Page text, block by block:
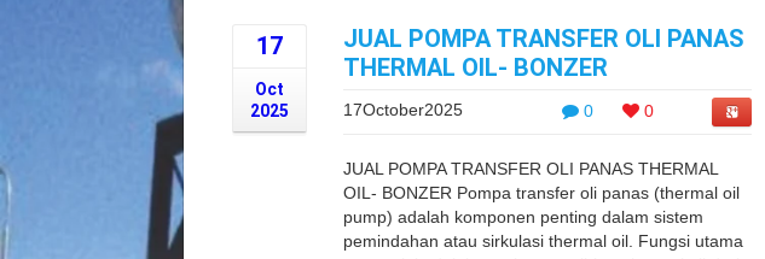
17
Oct
2025
JUAL POMPA TRANSFER OLI PANAS
THERMAL OIL- BONZER
0 0
17October2025
JUAL POMPA TRANSFER OLI PANAS THERMAL
OIL- BONZER Pompa transfer oli panas (thermal oil
pump) adalah komponen penting dalam sistem
pemindahan atau sirkulasi thermal oil. Fungsi utama